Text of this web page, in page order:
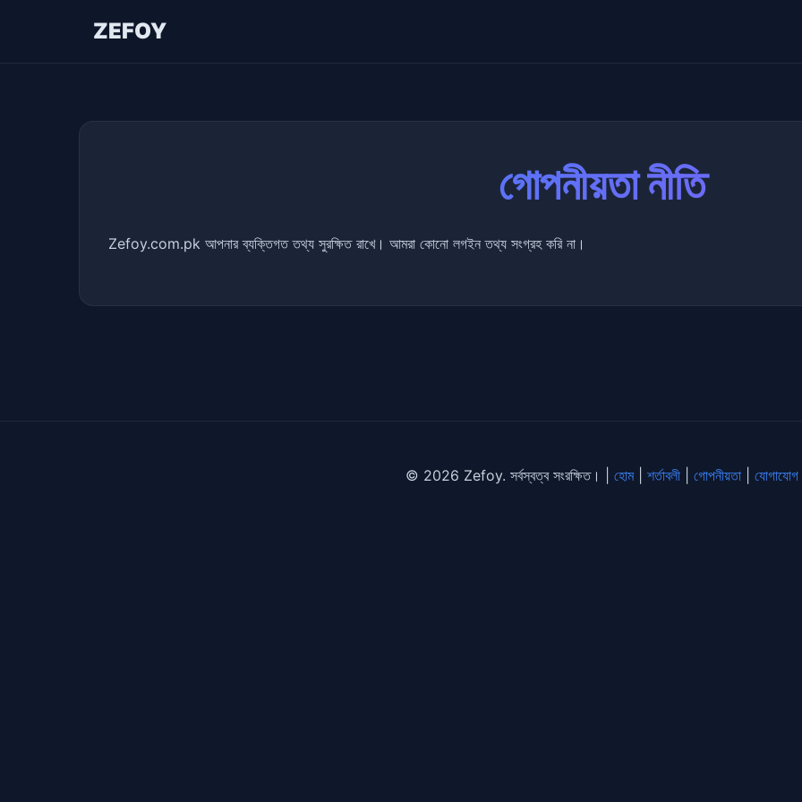
ZEFOY
গোপনীয়তা নীতি
Zefoy.com.pk আপনার ব্যক্তিগত তথ্য সুরক্ষিত রাখে। আমরা কোনো লগইন তথ্য সংগ্রহ করি না।
© 2026 Zefoy. সর্বস্বত্ব সংরক্ষিত। | হোম| শর্তাবলী| গোপনীয়তা| যোগাযোগ